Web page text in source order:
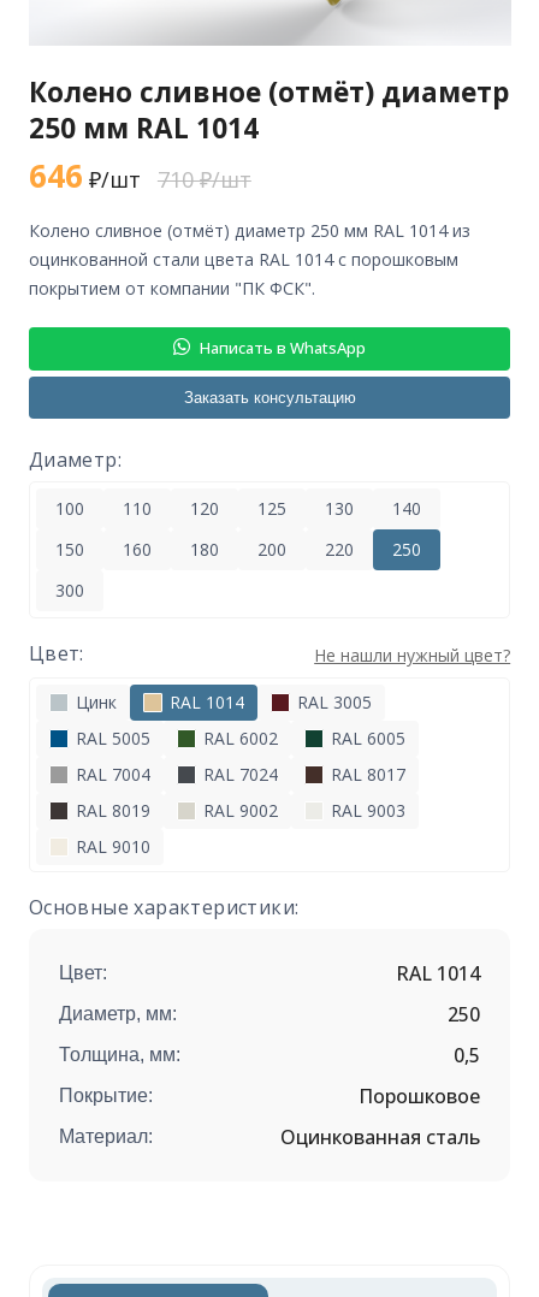
Колено сливное (отмёт) диаметр
250 мм RAL 1014
646 ₽/шт 710 ₽/шт
колено сливное (отмёт) диаметр 250 мм RAL 1014 из
оцинкованной стали цвета RAL 1014 с порошковым
покрытием от компании "ПК ФСК".
Написать в WhatsApp
Заказать консультацию
Диаметр:
100 110 120 125 130
140
150
160 180 200 220
250
300
Цвет: Не нашли нужный цвет?
Цинк RAL 1014
RAL 3005
RAL 5005
RAL 6002
RAL 6005
RAL 7004
RAL 7024
RAL 8017
RAL 8019
RAL 9002
RAL 9003
RAL 9010
Основные характеристики:
Цвет: RAL 1014
Диаметр, мм: 250
Толщина, мм: 0,5
Покрытие: Порошковое
Материал: Оцинкованная сталь